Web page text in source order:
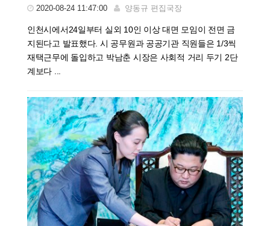
2020-08-24 11:47:00 양동규 편집국장
인천시에서24일부터 실외 10인 이상 대면 모임이 전면 금
지된다고 발표했다. 시 공무원과 공공기관 직원들은 1/3씩
재택근무에 돌입하고 박남춘 시장은 사회적 거리 두기 2단
계보다 ...